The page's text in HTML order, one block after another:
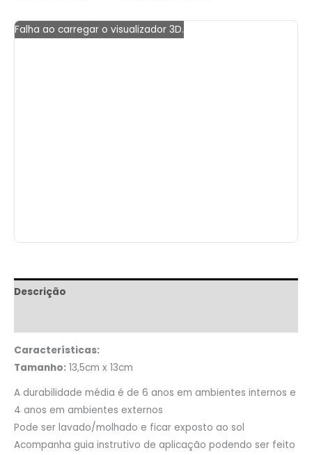
Falha ao carregar o visualizador 3D.
Descrição
Características:
Tamanho: 13,5cm x 13cm
A durabilidade média é de 6 anos em ambientes internos e
4 anos em ambientes externos
Pode ser lavado/molhado e ficar exposto ao sol
Acompanha guia instrutivo de aplicação podendo ser feito